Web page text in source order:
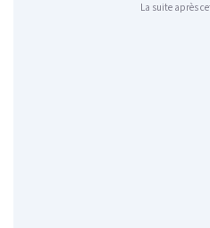
La suite après